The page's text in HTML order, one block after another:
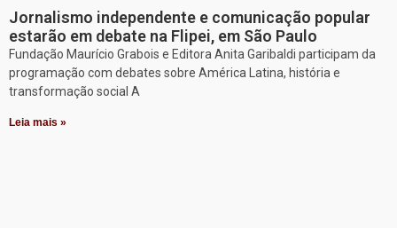
Jornalismo independente e comunicação popular
estarão em debate na Flipei, em São Paulo
Fundação Maurício Grabois e Editora Anita Garibaldi participam da
programação com debates sobre América Latina, história e
transformação social A
Leia mais »